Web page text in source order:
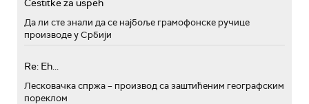
Да ли сте знали да се најбоље грамофонске ручице
производе у Србији
Re: Eh...
Лесковачка спржа – производ са заштићеним географским
пореклом